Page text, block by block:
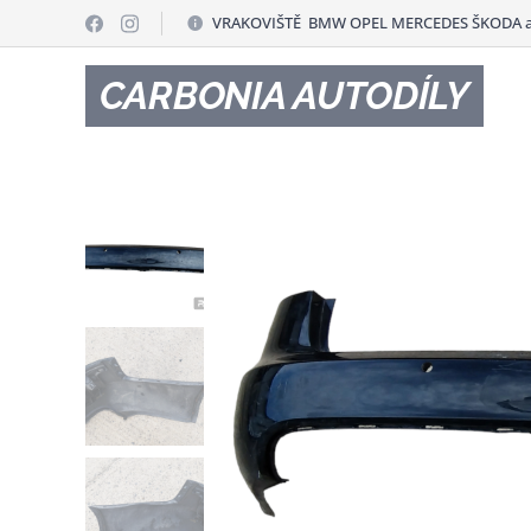
VRAKOVIŠTĚ BMW OPEL MERCEDES ŠKODA
CARBONIA AUTODÍLY